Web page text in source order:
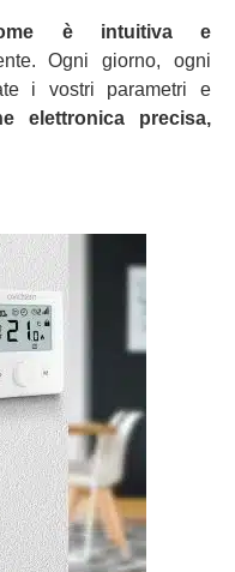
è intuitiva e
Ogni giorno, ogni
i vostri parametri e
elettronica precisa,